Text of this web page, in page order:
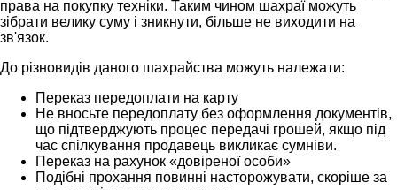
права на покупку техніки. Таким чином шахраї можуть
зібрати велику суму і зникнути, більше не виходити на
зв'язок.
До різновидів даного шахрайства можуть належати:
Переказ передоплати на карту
Не вносьте передоплату без оформлення документів,
що підтверджують процес передачі грошей, якщо під
час спілкування продавець викликає сумніви.
Переказ на рахунок «довіреної особи»
Подібні прохання повинні насторожувати, скоріше за